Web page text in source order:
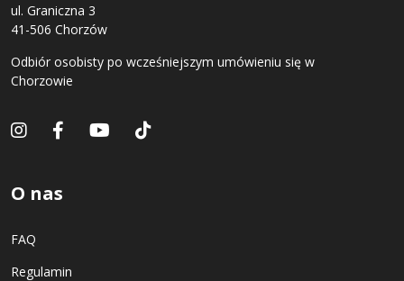
ul. Graniczna 3
41-506 Chorzów
Odbiór osobisty po wcześniejszym umówieniu się w
Chorzowie
O nas
FAQ
Regulamin